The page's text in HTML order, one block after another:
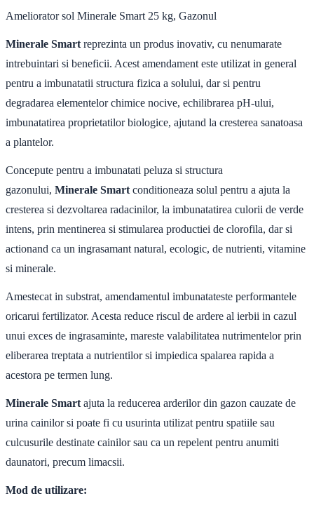
Ameliorator sol Minerale Smart 25 kg, Gazonul
Minerale Smart reprezinta un produs inovativ, cu nenumarate
intrebuintari si beneficii. Acest amendament este utilizat in general
pentru a imbunatatii structura fizica a solului, dar si pentru
degradarea elementelor chimice nocive, echilibrarea pH-ului,
imbunatatirea proprietatilor biologice, ajutand la cresterea sanatoasa
a plantelor.
Concepute pentru a imbunatati peluza si structura
gazonului, Minerale Smart conditioneaza solul pentru a ajuta la
cresterea si dezvoltarea radacinilor, la imbunatatirea culorii de verde
intens, prin mentinerea si stimularea productiei de clorofila, dar si
actionand ca un ingrasamant natural, ecologic, de nutrienti, vitamine
si minerale.
Amestecat in substrat, amendamentul imbunatateste performantele
oricarui fertilizator. Acesta reduce riscul de ardere al ierbii in cazul
unui exces de ingrasaminte, mareste valabilitatea nutrimentelor prin
eliberarea treptata a nutrientilor si impiedica spalarea rapida a
acestora pe termen lung.
Minerale Smart ajuta la reducerea arderilor din gazon cauzate de
urina cainilor si poate fi cu usurinta utilizat pentru spatiile sau
culcusurile destinate cainilor sau ca un repelent pentru anumiti
daunatori, precum limacsii.
Mod de utilizare: